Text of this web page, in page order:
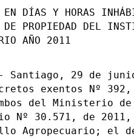
EN DÍAS Y HORAS
PROPIEDAD DEL
AÑO 2011
29 de
exentos Nº 392,
del Ministerio de
30.571, de
Agropecuario; el